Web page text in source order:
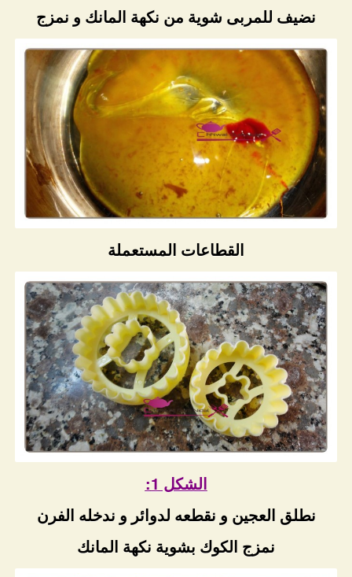
نضيف للمربى شوية من نكهة المانك و نمزج
القطاعات المستعملة
الشكل 1:
نطلق العجين و نقطعه لدوائر و ندخله الفرن
نمزج الكوك بشوية نكهة المانك